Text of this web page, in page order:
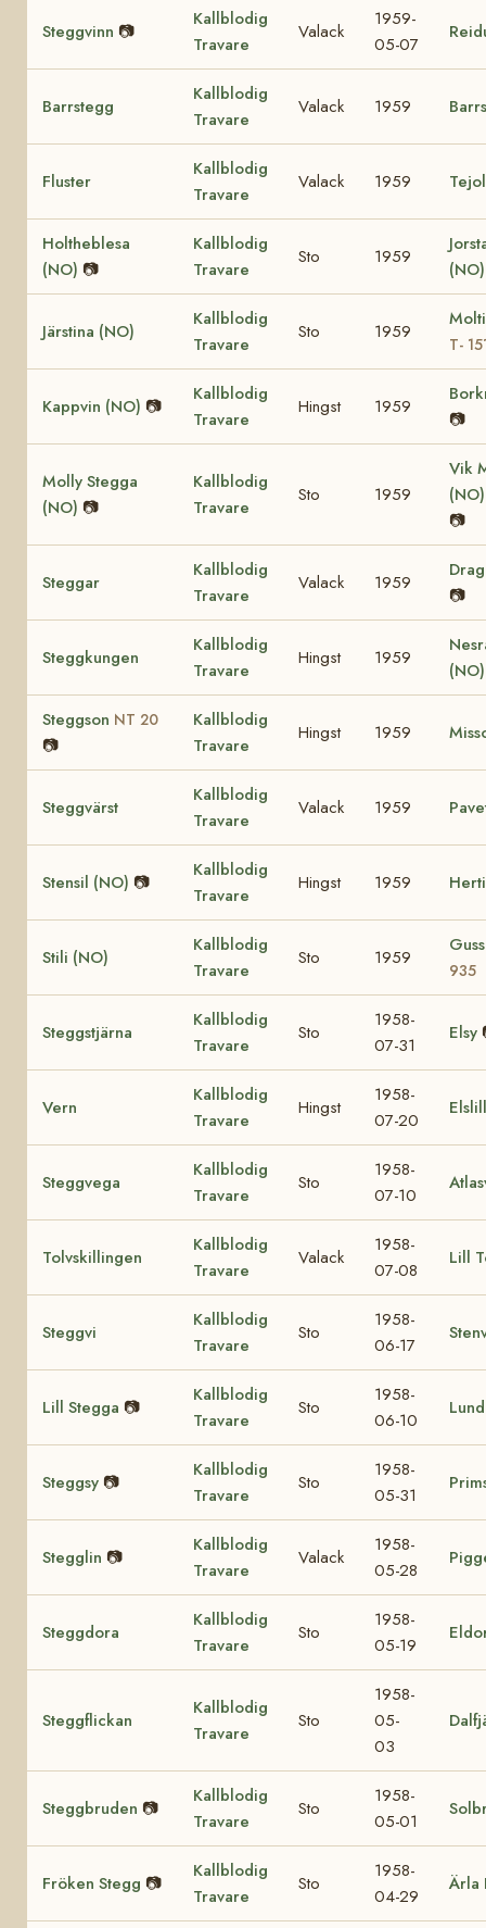
Steggvinn 📷
Kallblodig
Travare
Valack
1959-
05-07
Barrstegg
Kallblodig
Travare
Valack 1959
Fluster
Kallblodig
Travare
Valack 1959
Holtheblesa
(NO) 📷
Kallblodig
Travare
Sto 1959
(NO)
Järstina (NO)
Kallblodig
Travare
Sto 1959
T-
Kappvin (NO) 📷
Kallblodig
Travare
Hingst 1959
📷
Molly Stegga
(NO) 📷
Kallblodig
Travare
Sto 1959
Vik
📷
Steggar
Kallblodig
Travare
Valack 1959
📷
Steggkungen
Kallblodig
Travare
Hingst 1959
Steggson NT 20
📷
Kallblodig
Travare
Hingst 1959
Steggvärst
Kallblodig
Travare
Valack 1959
Stensil (NO) 📷
Kallblodig
Travare
Hingst 1959
Stili (NO)
Kallblodig
Travare
Sto 1959
935
Steggstjärna
Kallblodig
Travare
Sto
1958-
07-31
Elsy
Vern
Kallblodig
Travare
Hingst
1958-
07-20
Elslill
Steggvega
Kallblodig
Travare
Sto
1958-
07-10
Tolvskillingen
Kallblodig
Travare
Valack
1958-
07-08
Lill
Steggvi
Kallblodig
Travare
Sto
1958-
06-17
Lill Stegga 📷
Kallblodig
Travare
Sto
1958-
06-10
Steggsy 📷
Kallblodig
Travare
Sto
1958-
05-31
Stegglin 📷
Kallblodig
Travare
Valack
1958-
05-28
Steggdora
Kallblodig
Travare
Sto
1958-
05-19
Steggflickan
Kallblodig
Travare
Sto
1958-
05-
03
Steggbruden 📷
Kallblodig
Travare
Sto
1958-
05-01
Fröken Stegg 📷
Kallblodig
Travare
Sto
1958-
04-29
Ärla